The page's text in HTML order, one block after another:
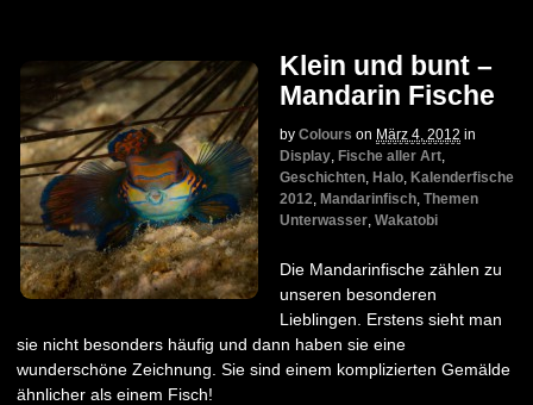
Klein und bunt –
Mandarin Fische
by Colours on März 4, 2012 in
Display, Fische aller Art,
Geschichten, Halo, Kalenderfische
2012, Mandarinfisch, Themen
Unterwasser, Wakatobi
Die Mandarinfische zählen zu
unseren besonderen
Lieblingen. Erstens sieht man
sie nicht besonders häufig und dann haben sie eine
wunderschöne Zeichnung. Sie sind einem komplizierten Gemälde
ähnlicher als einem Fisch!